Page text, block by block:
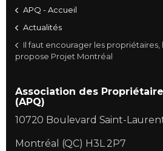
APQ - Accueil
Actualités
Il faut encourager les
propose Projet Montréal
Association des
(APQ)
10720 Boulevard Saint-
Montréal (QC) H3L 2P7